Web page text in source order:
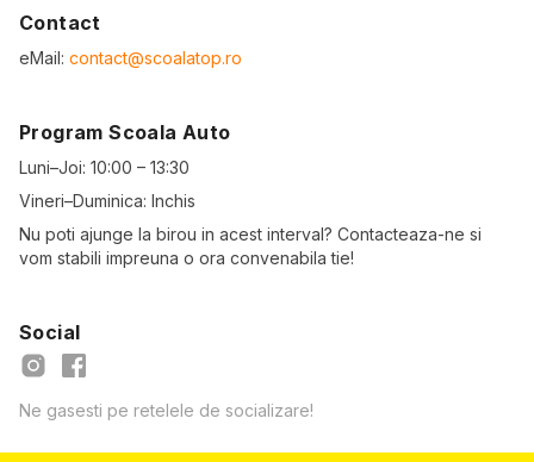
Contact
eMail: contact@scoalatop.ro
Program Scoala Auto
Luni–Joi: 10:00 – 13:30
Vineri–Duminica: Inchis
Nu poti ajunge la birou in acest interval? Contacteaza-ne si
vom stabili impreuna o ora convenabila tie!
Social
Ne gasesti pe retelele de socializare!